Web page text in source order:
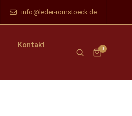
info@leder-romstoeck.de
Kontakt 0